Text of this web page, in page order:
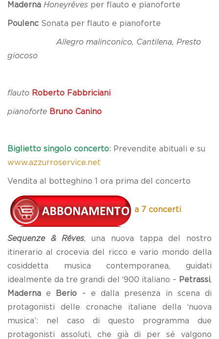
Maderna Honeyrêves per flauto e pianoforte
Poulenc Sonata per flauto e pianoforte
Allegro malinconico, Cantilena, Presto
giocoso
flauto Roberto Fabbriciani
pianoforte Bruno Canino
Biglietto singolo concerto: Prevendite abituali e su
www.azzurroservice.net
Vendita al botteghino 1 ora prima del concerto
a 7 concerti
Sequenze & Rêves, una nuova tappa del nostro
itinerario al crocevia del ricco e vario mondo della
cosiddetta musica contemporanea, guidati
idealmente da tre grandi del ‘900 italiano – Petrassi,
Maderna e Berio – e dalla presenza in scena di
protagonisti delle cronache italiane della ‘nuova
musica’: nel caso di questo programma due
protagonisti assoluti, che già di per sé valgono